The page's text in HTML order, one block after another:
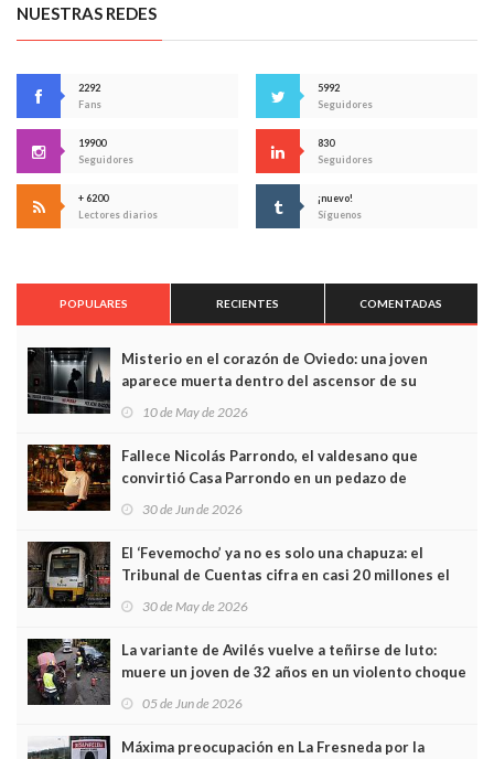
NUESTRAS REDES
2292
Fans
5992
Seguidores
19900
Seguidores
830
Seguidores
+ 6200
Lectores diarios
¡nuevo!
Síguenos
POPULARES RECIENTES COMENTADAS
Misterio en el corazón de Oviedo: una joven
aparece muerta dentro del ascensor de su
10 de May de 2026
Fallece Nicolás Parrondo, el valdesano que
convirtió Casa Parrondo en un pedazo de
30 de Jun de 2026
El ‘Fevemocho’ ya no es solo una chapuza: el
Tribunal de Cuentas cifra en casi 20 millones el
30 de May de 2026
La variante de Avilés vuelve a teñirse de luto:
muere un joven de 32 años en un violento choque
05 de Jun de 2026
Máxima preocupación en La Fresneda por la